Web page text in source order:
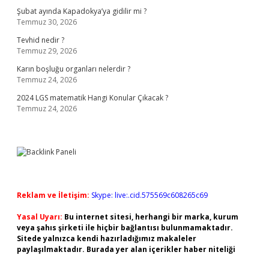
Şubat ayında Kapadokya’ya gidilir mi ?
Temmuz 30, 2026
Tevhid nedir ?
Temmuz 29, 2026
Karın boşluğu organları nelerdir ?
Temmuz 24, 2026
2024 LGS matematik Hangi Konular Çıkacak ?
Temmuz 24, 2026
Reklam ve İletişim: Skype: live:.cid.575569c608265c69
Yasal Uyarı: Bu internet sitesi, herhangi bir marka, kurum
veya şahıs şirketi ile hiçbir bağlantısı bulunmamaktadır.
Sitede yalnızca kendi hazırladığımız makaleler
paylaşılmaktadır. Burada yer alan içerikler haber niteliği